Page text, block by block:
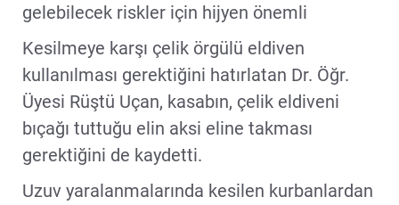
gelebilecek riskler için hijyen önemli
Kesilmeye karşı çelik örgülü eldiven
kullanılması gerektiğini hatırlatan Dr. Öğr.
Üyesi Rüştü Uçan, kasabın, çelik eldiveni
bıçağı tuttuğu elin aksi eline takması
gerektiğini de kaydetti.
Uzuv yaralanmalarında kesilen kurbanlardan